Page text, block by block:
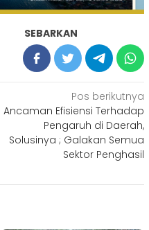
SEBARKAN
Pos berikutnya
Ancaman Efisiensi Terhadap
Pengaruh di Daerah,
Solusinya ; Galakan Semua
Sektor Penghasil